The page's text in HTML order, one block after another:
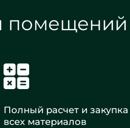
Полный расчет и закупка
всех материалов